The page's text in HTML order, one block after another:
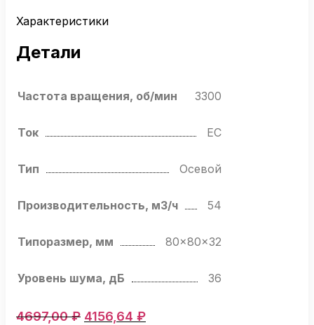
Характеристики
Детали
Частота вращения, об/мин 3300
Ток EC
Тип Осевой
Производительность, м3/ч 54
Типоразмер, мм 80x80x32
Уровень шума, дБ 36
4697,00₽ Первоначальная
4156,64 ₽Текущая